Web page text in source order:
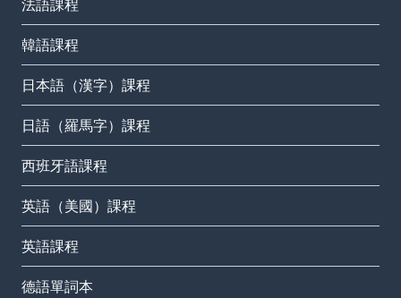
法語課程
韓語課程
日本語（漢字）課程
日語（羅馬字）課程
西班牙語課程
英語（美國）課程
英語課程
德語單詞本